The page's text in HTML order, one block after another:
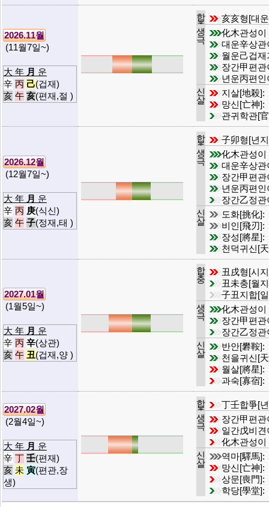
2026.11월
(11월7일~)
大 年 月 운
辛 丙 己(겁재)
亥 午 亥(편재,절 )
합
충
亥亥형[대
생
극
化木관성
대운辛상
월운己겁
장간甲편
년운丙편
신
살
지살[地殺]:
망신[亡神]:
관귀학관[
2026.12월
(12월7일~)
大 年 月 운
辛 丙 庚(식신)
亥 午 子(정재,태 )
합
충
子卯형[년
생
극
化木관성
대운辛상
장간甲편
년운丙편
장간乙정
신
살
도화[挑化]:
비인[飛刃]:
장성[將星]:
천덕귀신[
2027.01월
(1월5일~)
大 年 月 운
辛 丙 辛(상관)
亥 午 丑(겁재,양 )
합
충
丑戌형[시
丑未충[월
子丑지합[
생
극
化木관성
장간甲편
장간乙정
신
살
반안[礬鞍]:
천을귀신[
월살[將星]:
과숙[寡宿]:
2027.02월
(2월4일~)
大 年 月 운
辛 丁 壬(편재)
亥 未 寅(편관,장
생)
합
충
丁壬합爭[
생
극
장간甲편
일간戊비
化木관성
신
살
역마[驛馬]:
망신[亡神]:
상문[喪門]:
학당[學堂]: